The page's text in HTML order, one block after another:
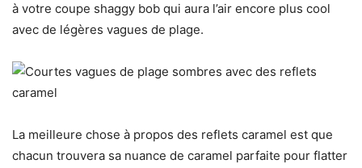
à votre coupe shaggy bob qui aura l’air encore plus cool
avec de légères vagues de plage.
La meilleure chose à propos des reflets caramel est que
chacun trouvera sa nuance de caramel parfaite pour flatter